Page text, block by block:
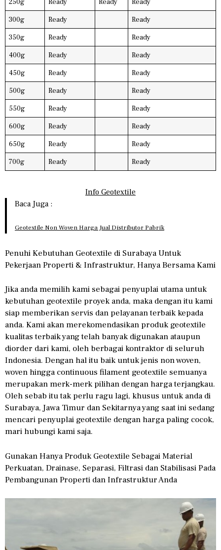
300g
Ready
Ready
350g
Ready
Ready
400g
Ready
Ready
450g
Ready
Ready
500g
Ready
Ready
550g
Ready
Ready
600g
Ready
Ready
650g
Ready
Ready
700g
Ready Ready
Info Geotextile
Baca Juga :
Geotextile Non Woven Harga Jual Distributor Pabrik
Penuhi Kebutuhan Geotextile di Surabaya Untuk
Pekerjaan Properti & Infrastruktur, Hanya Bersama Kami
Jika anda memilih kami sebagai penyuplai utama untuk
kebutuhan geotextile proyek anda, maka dengan itu kami
siap memberikan servis dan pelayanan terbaik kepada
anda. Kami akan merekomendasikan produk geotextile
kualitas terbaik yang telah banyak digunakan ataupun
diorder dari kami, oleh berbagai kontraktor di seluruh
Indonesia. Dengan hal itu baik untuk jenis non woven,
woven hingga continuous filament geotextile semuanya
merupakan merk-merk pilihan dengan harga terjangkau.
Oleh sebab itu tak perlu ragu lagi, khusus untuk anda di
Surabaya, Jawa Timur dan Sekitarnya yang saat ini sedang
mencari penyuplai geotextile dengan harga paling cocok,
mari hubungi kami saja.
Gunakan Hanya Produk Geotextile Sebagai Material
Perkuatan, Drainase, Separasi, Filtrasi dan Stabilisasi Pada
Pembangunan Properti dan Infrastruktur Anda